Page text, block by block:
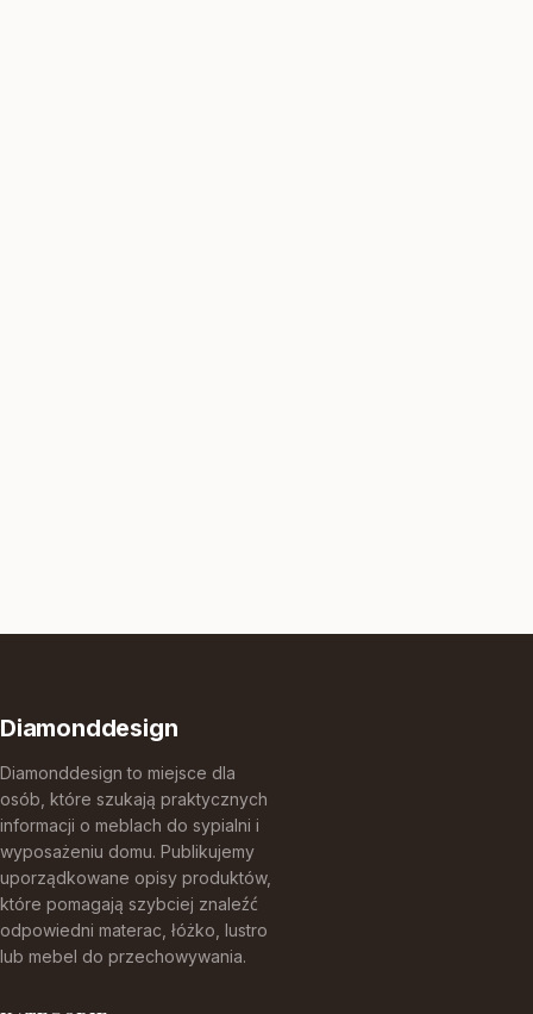
Diamonddesign
Diamonddesign to miejsce dla
osób, które szukają praktycznych
informacji o meblach do sypialni i
wyposażeniu domu. Publikujemy
uporządkowane opisy produktów,
które pomagają szybciej znaleźć
odpowiedni materac, łóżko, lustro
lub mebel do przechowywania.